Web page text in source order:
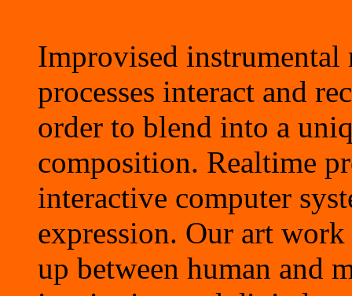
Improvised instrumental
processes interact and
order to blend into a
composition. Realtime
interactive computer
expression. Our art
up between human and